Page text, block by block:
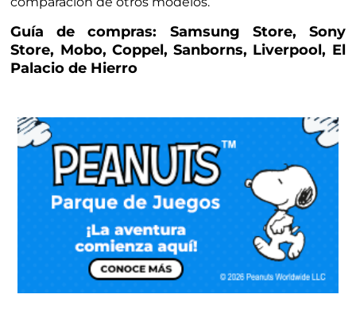
Guía de compras: Samsung Store, Sony
Store, Mobo, Coppel, Sanborns, Liverpool, El
Palacio de Hierro